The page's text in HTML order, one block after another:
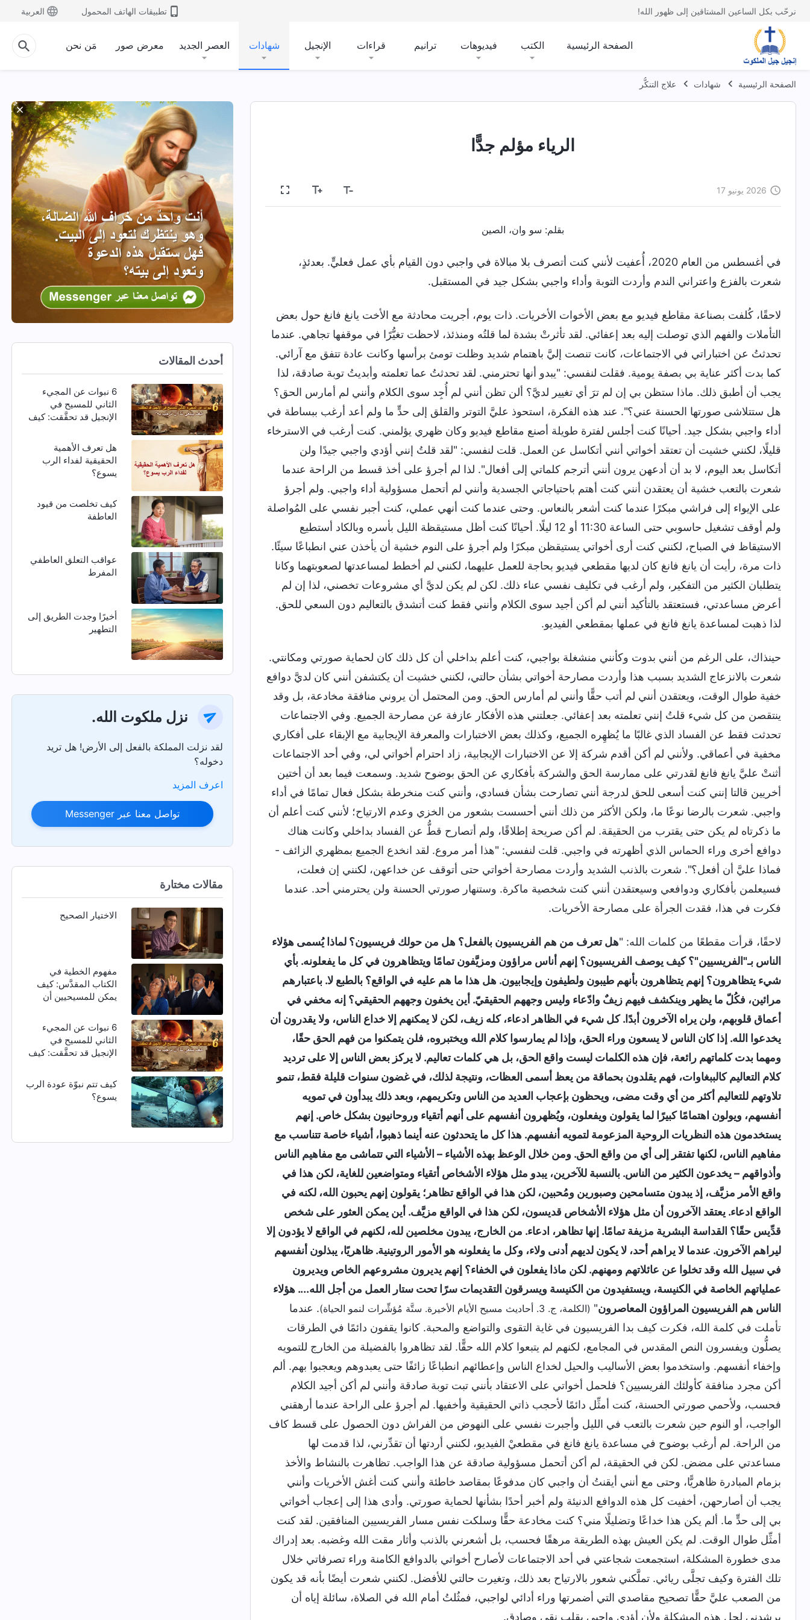
نرحّب بكل الساعين المشتاقين إلى ظهور الله! تطبيقات الهاتف المحمول العربية
الصفحة الرئيسية الكتب فيديوهات ترانيم قراءات الإنجيل شهادات العصر الجديد معرض صور مَن نحن
الصفحة الرئيسية شهادات علاج التنكُّر
الرياء مؤلم جدًّا
2026 يونيو 17
بقلم: سو وان، الصين
في أغسطس من العام 2020، أُعفيت لأنني كنت أتصرف بلا مبالاة في واجبي دون القيام بأي عمل فعليٍّ. بعدئذٍ،
شعرت بالفزع واعتراني الندم وأردت التوبة وأداء واجبي بشكل جيد في المستقبل.
لاحقًا، كُلفت بصناعة مقاطع فيديو مع بعض الأخوات الأخريات. ذات يوم، أجريت محادثة مع الأخت يانغ فانغ حول بعض
التأملات والفهم الذي توصلت إليه بعد إعفائي. لقد تأثرتْ بشدة لما قلتُه ومنذئذ، لاحظت تغيُّرًا في موقفها تجاهي. عندما
تحدثتُ عن اختباراتي في الاجتماعات، كانت تنصت إليَّ باهتمام شديد وظلت تومئ برأسها وكانت عادة تتفق مع آرائي.
كما بدت أكثر عناية بي بصفة يومية. فقلت لنفسي: "يبدو أنها تحترمني. لقد تحدثتُ عما تعلمته وأبديتُ توبة صادقة، لذا
يجب أن أطبق ذلك. ماذا ستظن بي إن لم ترَ أي تغيير لديَّ؟ ألن تظن أنني لم أُجِد سوى الكلام وأنني لم أمارس الحق؟
هل ستتلاشى صورتها الحسنة عني؟". عند هذه الفكرة، استحوذ عليَّ التوتر والقلق إلى حدٍّ ما ولم أعد أرغب ببساطة في
أداء واجبي بشكل جيد. أحيانًا كنت أجلس لفترة طويلة أصنع مقاطع فيديو وكان ظهري يؤلمني. كنت أرغب في الاسترخاء
قليلًا، لكنني خشيت أن تعتقد أخواتي أنني أتكاسل عن العمل. قلت لنفسي: "لقد قلتُ إنني أؤدي واجبي جيدًا ولن
أتكاسل بعد اليوم، لا بد أن أدعهن يرون أنني أترجم كلماتي إلى أفعال". لذا لم أجرؤ على أخذ قسط من الراحة عندما
شعرت بالتعب خشية أن يعتقدن أنني كنت أهتم باحتياجاتي الجسدية وأنني لم أتحمل مسؤولية أداء واجبي. ولم أجرؤ
على الإيواء إلى فراشي مبكرًا عندما كنت أشعر بالنعاس. وحتى عندما كنت أنهي عملي، كنت أجبر نفسي على المُواصلة
ولم أوقف تشغيل حاسوبي حتى الساعة 11:30 أو 12 ليلًا. أحيانًا كنت أظل مستيقظة الليل بأسره وبالكاد أستطيع
الاستيقاظ في الصباح، لكنني كنت أرى أخواتي يستيقظن مبكرًا ولم أجرؤ على النوم خشية أن يأخذن عني انطباعًا سيئًا.
ذات مرة، رأيت أن يانغ فانغ كان لديها مقطعي فيديو بحاجة للعمل عليهما، لكنني لم أخطط لمساعدتها لصعوبتهما وكانا
يتطلبان الكثير من التفكير، ولم أرغب في تكليف نفسي عناء ذلك. لكن لم يكن لديَّ أي مشروعات تخصني، لذا إن لم
أعرض مساعدتي، فستعتقد بالتأكيد أنني لم أكن أجيد سوى الكلام وأنني فقط كنت أتشدق بالتعاليم دون السعي للحق.
لذا ذهبت لمساعدة يانغ فانغ في عملها بمقطعي الفيديو.
حينذاك، على الرغم من أنني بدوت وكأنني منشغلة بواجبي، كنت أعلم بداخلي أن كل ذلك كان لحماية صورتي ومكانتي.
شعرت بالانزعاج الشديد بسبب هذا وأردت مصارحة أخواتي بشأن حالتي، لكنني خشيت أن يكتشفن أنني كان لديَّ دوافع
خفية طوال الوقت، ويعتقدن أنني لم أتب حقًّا وأنني لم أمارس الحق. ومن المحتمل أن يروني منافقة مخادعة، بل وقد
ينتقصن من كل شيء قلتُ إنني تعلمته بعد إعفائي. جعلتني هذه الأفكار عازفة عن مصارحة الجميع. وفي الاجتماعات
تحدثت فقط عن الفساد الذي غالبًا ما يُظهِره الجميع، وكذلك بعض الاختبارات والمعرفة الإيجابية مع الإبقاء على أفكاري
مخفية في أعماقي. ولأنني لم أكن أقدم شركة إلا عن الاختبارات الإيجابية، زاد احترام أخواتي لي، وفي أحد الاجتماعات
أثنتْ عليَّ يانغ فانغ لقدرتي على ممارسة الحق والشركة بأفكاري عن الحق بوضوح شديد. وسمعت فيما بعد أن أختين
أخريين قالتا إنني كنت أسعى للحق لدرجة أنني تصارحت بشأن فسادي، وأنني كنت منخرطة بشكل فعال تمامًا في أداء
واجبي. شعرت بالرضا نوعًا ما، ولكن الأكثر من ذلك أنني أحسست بشعور من الخزي وعدم الارتياح؛ لأنني كنت أعلم أن
ما ذكرتاه لم يكن حتى يقترب من الحقيقة. لم أكن صريحة إطلاقًا، ولم أتصارح قطُّ عن الفساد بداخلي وكانت هناك
دوافع أخرى وراء الحماس الذي أظهرته في واجبي. قلت لنفسي: "هذا أمر مروع. لقد انخدع الجميع بمظهري الزائف -
فماذا عليَّ أن أفعل؟". شعرت بالذنب الشديد وأردت مصارحة أخواتي حتى أتوقف عن خداعهن، لكنني إن فعلت،
فسيعلمن بأفكاري ودوافعي وسيعتقدن أنني كنت شخصية ماكرة. وستنهار صورتي الحسنة ولن يحترمني أحد. عندما
فكرت في هذا، فقدت الجرأة على مصارحة الأخريات.
لاحقًا، قرأت مقطعًا من كلمات الله: "هل تعرف من هم الفريسيون بالفعل؟ هل من حولك فريسيون؟ لماذا يُسمى هؤلاء
الناس بـ"الفريسيين"؟ كيف يوصف الفريسيون؟ إنهم أناس مراؤون ومزيَّفون تمامًا ويتظاهرون في كل ما يفعلونه. بأي
شيء يتظاهرون؟ إنهم يتظاهرون بأنهم طيبون ولطيفون وإيجابيون. هل هذا ما هم عليه في الواقع؟ بالطبع لا. باعتبارهم
مرائين، فكُلّ ما يظهر وينكشف فيهم زيفٌ وادّعاء وليس وجههم الحقيقيّ. أين يخفون وجههم الحقيقي؟ إنه مخفي في
أعماق قلوبهم، ولن يراه الآخرون أبدًا. كل شيء في الظاهر ادعاء، كله زيف، لكن لا يمكنهم إلا خداع الناس، ولا يقدرون أن
يخدعوا الله. إذا كان الناس لا يسعون وراء الحق، وإذا لم يمارسوا كلام الله ويختبروه، فلن يتمكنوا من فهم الحق حقًا،
ومهما بدت كلماتهم رائعة، فإن هذه الكلمات ليست واقع الحق، بل هي كلمات تعاليم. لا يركز بعض الناس إلا على ترديد
كلام التعاليم كالببغاوات، فهم يقلدون بحماقة من يعظ أسمى العظات، ونتيجة لذلك، في غضون سنوات قليلة فقط، تنمو
تلاوتهم للتعاليم أكثر من أي وقت مضى، ويحظون بإعجاب العديد من الناس وتكريمهم، وبعد ذلك يبدأون في تمويه
أنفسهم، ويولون اهتمامًا كبيرًا لما يقولون ويفعلون، ويُظهرون أنفسهم على أنهم أتقياء وروحانيون بشكل خاص. إنهم
يستخدمون هذه النظريات الروحية المزعومة لتمويه أنفسهم. هذا كل ما يتحدثون عنه أينما ذهبوا، أشياء خاصة تتناسب مع
مفاهيم الناس، لكنها تفتقر إلى أي من واقع الحق. ومن خلال الوعظ بهذه الأشياء – الأشياء التي تتماشى مع مفاهيم الناس
وأذواقهم – يخدعون الكثير من الناس. بالنسبة للآخرين، يبدو مثل هؤلاء الأشخاص أتقياء ومتواضعين للغاية، لكن هذا في
واقع الأمر مزيَّف، إذ يبدون متسامحين وصبورين ومُحبين، لكن هذا في الواقع تظاهر؛ يقولون إنهم يحبون الله، لكنه في
الواقع ادعاء. يعتقد الآخرون أن مثل هؤلاء الأشخاص قديسون، لكن هذا في الواقع مزيَّف. أين يمكن العثور على شخص
قدِّيس حقًا؟ القداسة البشرية مزيفة تمامًا. إنها تظاهر، ادعاء. من الخارج، يبدون مخلصين لله، لكنهم في الواقع لا يؤدون إلا
ليراهم الآخرون. عندما لا يراهم أحد، لا يكون لديهم أدنى ولاء، وكل ما يفعلونه هو الأمور الروتينية. ظاهريًا، يبذلون أنفسهم
في سبيل الله وقد تخلوا عن عائلاتهم ومهنهم. لكن ماذا يفعلون في الخفاء؟ إنهم يديرون مشروعهم الخاص ويديرون
عملياتهم الخاصة في الكنيسة، ويستفيدون من الكنيسة ويسرقون التقديمات سرًا تحت ستار العمل من أجل الله.... هؤلاء
الناس هم الفريسيون المراؤون المعاصرون" (الكلمة، ج. 3. أحاديث مسيح الأيام الأخيرة. ستَّة مُؤشِّرات لنمو الحياة)
. عندما
تأملت في كلمة الله، فكرت كيف بدا الفريسيون في غاية التقوى والتواضع والمحبة. كانوا يقفون دائمًا في الطرقات
يصلُّون ويفسرون النص المقدس في المجامع، لكنهم لم يتبعوا كلام الله حقًّا. لقد تظاهروا بالفضيلة من الخارج للتمويه
وإخفاء أنفسهم. واستخدموا بعض الأساليب والحيل لخداع الناس وإعطائهم انطباعًا زائفًا حتى يعبدوهم ويعجبوا بهم. ألم
أكن مجرد منافقة كأولئك الفريسيين؟ فلحمل أخواتي على الاعتقاد بأنني تبت توبة صادقة وأنني لم أكن أجيد الكلام
فحسب، ولأحمي صورتي الحسنة، كنت أمثِّل دائمًا لأحجب ذاتي الحقيقية وأخفيها. لم أجرؤ على الراحة عندما أرهقني
الواجب، أو النوم حين شعرت بالتعب في الليل وأجبرت نفسي على النهوض من الفراش دون الحصول على قسط كاف
من الراحة. لم أرغب بوضوح في مساعدة يانغ فانغ في مقطعيْ الفيديو، لكنني أردتها أن تقدِّرني، لذا قدمت لها
مساعدتي على مضض. لكن في الحقيقة، لم أكن أتحمل مسؤولية صادقة عن هذا الواجب. تظاهرت بالنشاط والأخذ
بزمام المبادرة ظاهريًّا، وحتى مع أنني أيقنتُ أن واجبي كان مدفوعًا بمقاصد خاطئة وأنني كنت أغش الأخريات وأنني
يجب أن أصارحهن، أخفيت كل هذه الدوافع الدنيئة ولم أخبر أحدًا بشأنها لحماية صورتي. وأدى هذا إلى إعجاب أخواتي
بي إلى حدٍّ ما. ألم يكن هذا خداعًا وتضليلًا مني؟ كنت مخادعة حقًّا وسلكت نفس مسار الفريسيين المنافقين. لقد كنت
أمثِّل طوال الوقت. لم يكن العيش بهذه الطريقة مرهقًا فحسب، بل أشعرني بالذنب وأثار مقت الله وغضبه. بعد إدراك
مدى خطورة المشكلة، استجمعت شجاعتي في أحد الاجتماعات لأصارح أخواتي بالدوافع الكامنة وراء تصرفاتي خلال
تلك الفترة وكيف تجلَّى ريائي. تملَّكني شعور بالارتياح بعد ذلك، وتغيرت حالتي للأفضل. لكنني شعرت أيضًا بأنه قد يكون
من الصعب عليَّ حقًّا تصحيح مقاصدي التي أضمرتها وراء أدائي لواجبي، فمثُلتُ أمام الله في الصلاة، سائلة إياه أن
يرشدني لحل هذه المشكلة ولأن أؤدي واجبي بقلب نقي وصادق.
أحدث المقالات
6 نبوات عن المجيء
الثاني للمسيح في
الإنجيل قد تحقَّقت: كيف
هل تعرف الأهمية
الحقيقية لفداء الرب
يسوع؟
كيف تخلصت من قيود
العاطفة
عواقب التعلق العاطفي
المفرط
أخيرًا وجدت الطريق إلى
التطهير
نزل ملكوت الله.
لقد نزلت المملكة بالفعل إلى الأرض! هل تريد
دخوله؟
اعرف المزيد
تواصل معنا عبر Messenger
مقالات مختارة
الاختيار الصحيح
مفهوم الخطية في
الكتاب المقدَّس: كيف
يمكن للمسيحيين أن
6 نبوات عن المجيء
الثاني للمسيح في
الإنجيل قد تحقَّقت: كيف
كيف تتم نبوّة عودة الرب
يسوع؟